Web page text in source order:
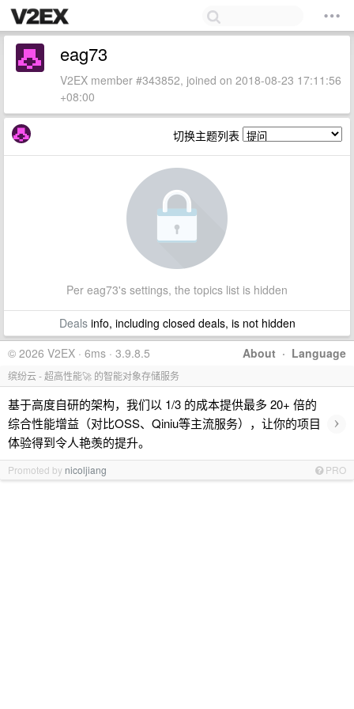
eag73
V2EX member #343852, joined on 2018-08-23 17:11:56
+08:00
切换主题列表
Per eag73's settings, the topics list is hidden
Dealsinfo, including closed deals, is not hidden
About · Language
© 2026 V2EX · 6ms · 3.9.8.5
缤纷云 - 超高性能🚀 的智能对象存储服务
基于高度自研的架构，我们以 1/3 的成本提供最多 20+ 倍的
综合性能增益（对比OSS、Qiniu等主流服务），让你的项目
体验得到令人艳羡的提升。
›
Promoted by nicoljiang PRO